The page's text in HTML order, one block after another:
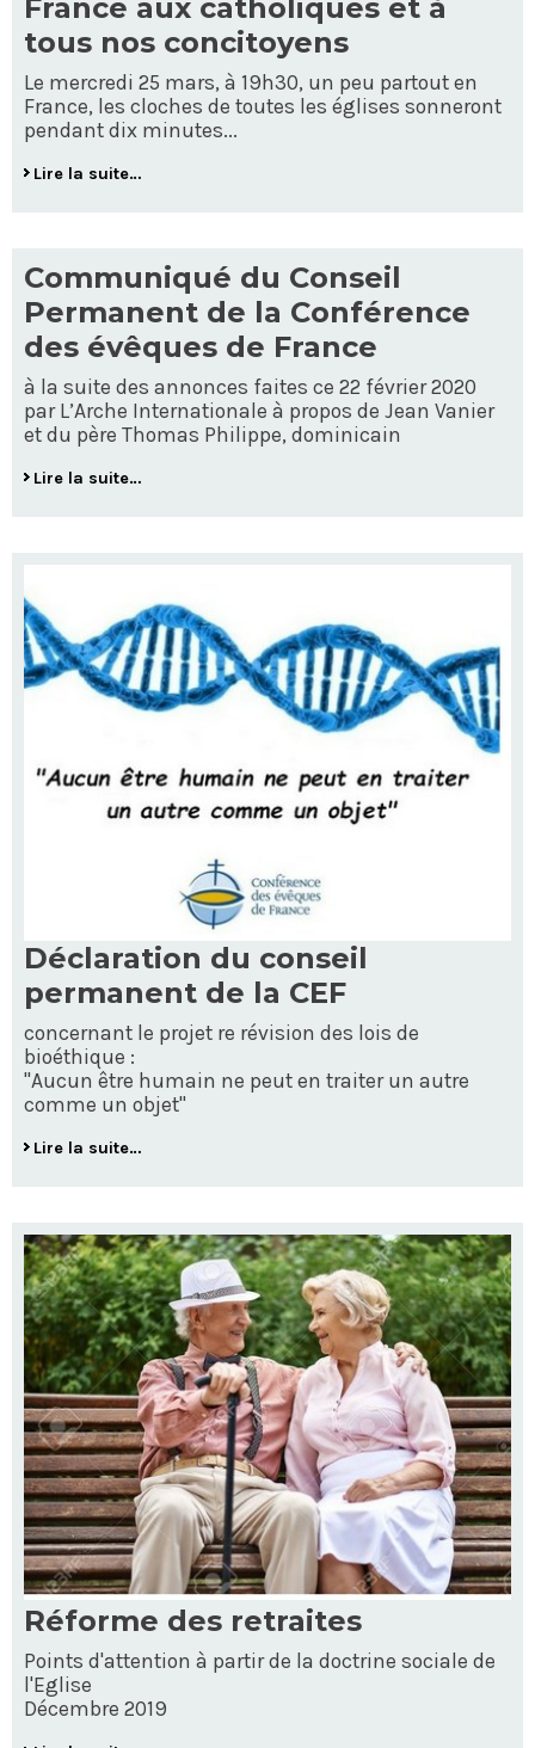
France aux catholiques et à
tous nos concitoyens
Le mercredi 25 mars, à 19h30, un peu partout en
France, les cloches de toutes les églises sonneront
pendant dix minutes...
Lire la suite…
Communiqué du Conseil
Permanent de la Conférence
des évêques de France
à la suite des annonces faites ce 22 février 2020
par L’Arche Internationale à propos de Jean Vanier
et du père Thomas Philippe, dominicain
Lire la suite…
Déclaration du conseil
permanent de la CEF
concernant le projet re révision des lois de
bioéthique :
"Aucun être humain ne peut en traiter un autre
comme un objet"
Lire la suite…
Réforme des retraites
Points d'attention à partir de la doctrine sociale de
l'Eglise
Décembre 2019